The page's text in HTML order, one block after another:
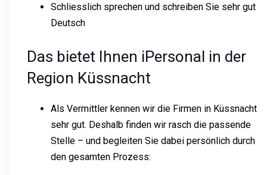
Schliesslich sprechen und schreiben Sie sehr gut
Deutsch
Das bietet Ihnen iPersonal in der
Region Küssnacht
Als Vermittler kennen wir die Firmen in Küssnacht
sehr gut. Deshalb finden wir rasch die passende
Stelle – und begleiten Sie dabei persönlich durch
den gesamten Prozess: